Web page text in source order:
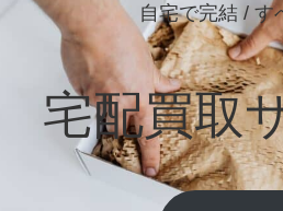
自宅で完結 / す
宅配買取